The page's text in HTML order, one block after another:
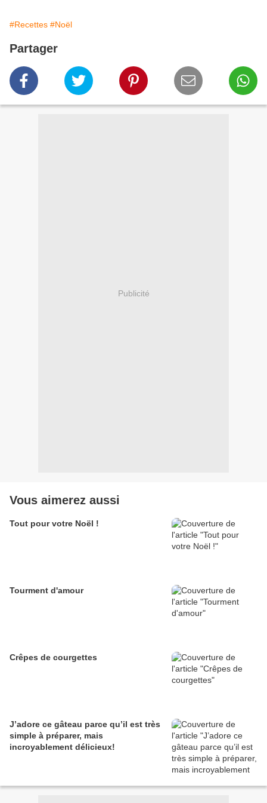
#Recettes #Noël
Partager
Publicité
Vous aimerez aussi
Tout pour votre Noël !
Tourment d'amour
Crêpes de courgettes
J’adore ce gâteau parce qu’il est très
simple à préparer, mais
incroyablement délicieux!